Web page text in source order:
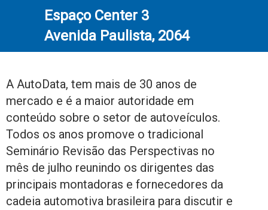
Espaço Center 3
Avenida Paulista, 2064
A AutoData, tem mais de 30 anos de
mercado e é a maior autoridade em
conteúdo sobre o setor de autoveículos.
Todos os anos promove o tradicional
Seminário Revisão das Perspectivas no
mês de julho reunindo os dirigentes das
principais montadoras e fornecedores da
cadeia automotiva brasileira para discutir e